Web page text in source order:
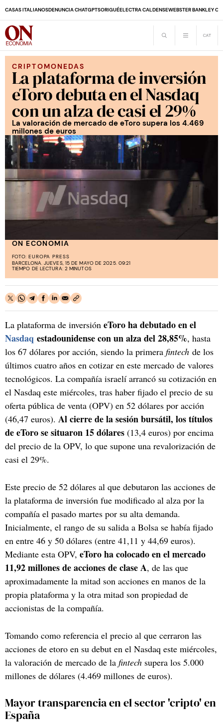
CASAS ITALIANOSDENUNCIA CHATGPTSORIGUÉELECTRA CALDENSEWEBSTER BANKLEY
CRIPTOMONEDAS
La plataforma de inversión
eToro debuta en el Nasdaq
con un alza de casi el 29%
La valoración de mercado de eToro supera los 4.469
millones de euros
ON ECONOMIA
FOTO: EUROPA PRESS
BARCELONA. JUEVES, 15 DE MAYO DE 2025. 09:21
TIEMPO DE LECTURA: 2 MINUTOS
La plataforma de inversión eToro ha debutado en el
Nasdaq estadounidense con un alza del 28,85%, hasta
los 67 dólares por acción, siendo la primera fintech de los
últimos cuatro años en cotizar en este mercado de valores
tecnológicos. La compañía israelí arrancó su cotización en
el Nasdaq este miércoles, tras haber fijado el precio de su
oferta pública de venta (OPV) en 52 dólares por acción
(46,47 euros). Al cierre de la sesión bursátil, los títulos
de eToro se situaron 15 dólares (13,4 euros) por encima
del precio de la OPV, lo que supone una revalorización de
casi el 29%.
Este precio de 52 dólares al que debutaron las acciones de
la plataforma de inversión fue modificado al alza por la
compañía el pasado martes por su alta demanda.
Inicialmente, el rango de su salida a Bolsa se había fijado
en entre 46 y 50 dólares (entre 41,11 y 44,69 euros).
Mediante esta OPV, eToro ha colocado en el mercado
11,92 millones de acciones de clase A, de las que
aproximadamente la mitad son acciones en manos de la
propia plataforma y la otra mitad son propiedad de
accionistas de la compañía.
Tomando como referencia el precio al que cerraron las
acciones de etoro en su debut en el Nasdaq este miércoles,
la valoración de mercado de la fintech supera los 5.000
millones de dólares (4.469 millones de euros).
Mayor transparencia en el sector 'cripto' en
España